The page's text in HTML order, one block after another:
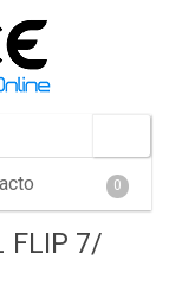
0
FLIP 7/